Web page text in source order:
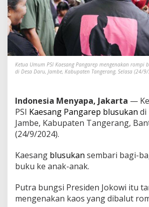
o
'
u
t
r
u
l
y
K
l
a
B
Ketua Umum PSI Kaesang Pangarep mengenakan rompi
di Desa Daru, Jambe, Kabupaten Tangerang, Selasa (24/
Indonesia Menyapa, Jakarta —
PSI Kaesang Pangarep blusukan di
Jambe, Kabupaten Tangerang,
(24/9/2024).
Kaesang blusukan sembari bagi-
buku ke anak-anak.
Putra bungsi Presiden Jokowi itu
mengenakan kaos yang dibalut